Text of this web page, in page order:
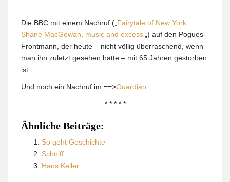
Die BBC mit einem Nachruf („ Fairytale of New York:
Shane MacGowan, music and excess’ „) auf den Pogues-
Frontmann, der heute – nicht völlig überraschend, wenn
man ihn zuletzt gesehen hatte – mit 65 Jahren gestorben
ist.
Und noch ein Nachruf im ==>Guardian
* * * * *
Ähnliche Beiträge:
So geht Geschichte
Schniff
Hans Keller